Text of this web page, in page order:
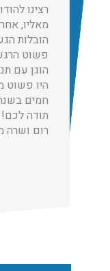
רצינו
מאליו,
הובלות
פשוט
הוגן עם
היו פשוט
חמים
תודה לכם!
רום ושרה
הובלות
שירותי הובלה עם
החל מהובלת